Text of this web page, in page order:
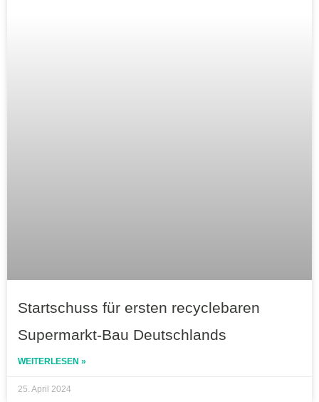
Startschuss für ersten recyclebaren
Supermarkt-Bau Deutschlands
WEITERLESEN »
25. April 2024